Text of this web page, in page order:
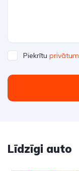
Piekrītu
Līdzīgi auto